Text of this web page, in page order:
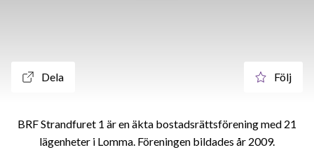
Dela Följ
BRF Strandfuret 1 är en äkta bostadsrättsförening med 21
lägenheter i Lomma. Föreningen bildades år 2009